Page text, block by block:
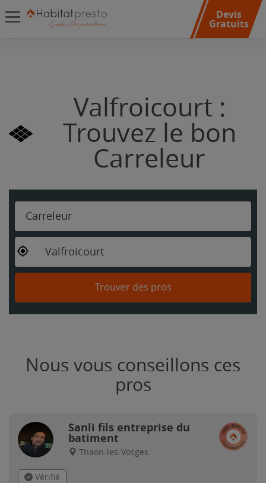
Devis
Gratuits
Valfroicourt :
Trouvez le bon
Carreleur
Carreleur
Valfroicourt
Trouver des pros
Nous vous conseillons ces
pros
Sanli fils entreprise du
batiment
Thaon-les-Vosges
Vérifié